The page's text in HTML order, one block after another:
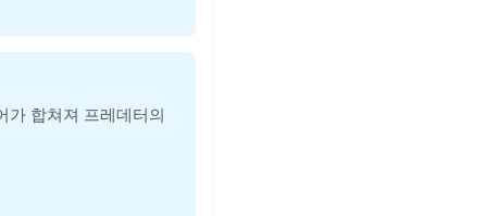
가 합쳐져 프레데터의